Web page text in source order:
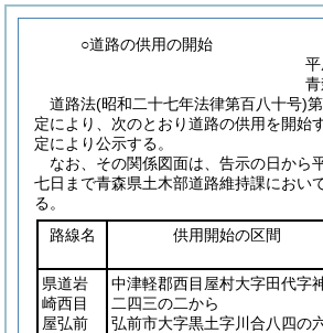
○道路の供用の開始
道路法(昭和二十七年法律第百八十号)
定により、次のとおり道路の供用を開始
定により公示する。
なお、その関係図面は、告示の日から
七日まで青森県土木部道路維持課におい
る。
路線名
供用開始の区間
県道岩
崎西目
屋弘前
中津軽郡西目屋村大字田代字
二四三の二から
弘前市大字黒土字川合八四の